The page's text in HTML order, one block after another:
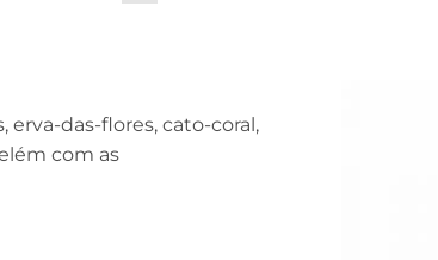
das-flores, cato-coral,
com as